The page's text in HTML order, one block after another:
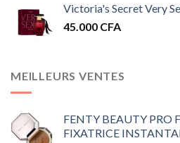
Victoria's Secret Very
45.000 CFA
MEILLEURS VENTES
FENTY BEAUTY PRO
FIXATRICE